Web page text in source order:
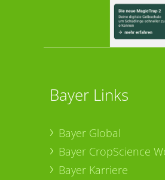
Bayer Links
Bayer Global
Bayer CropScience
Bayer Karriere